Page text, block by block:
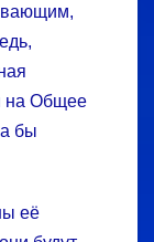
на Общее
бы
её